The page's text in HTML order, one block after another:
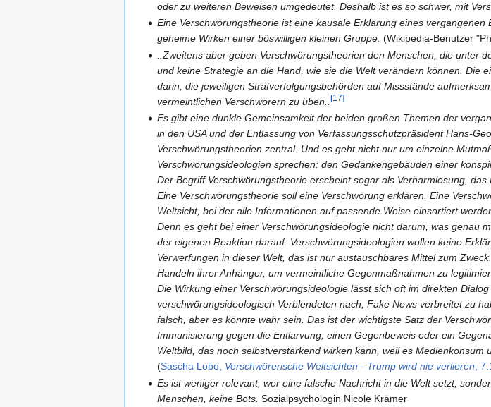
oder zu weiteren Beweisen umgedeutet. Deshalb ist es so schwer, mit
Eine Verschwörungstheorie ist eine kausale Erklärung eines vergangenen
geheime Wirken einer böswilligen kleinen Gruppe. (Wikipedia-Benutzer
..Zweitens aber geben Verschwörungstheorien den Menschen, die unter
und keine Strategie an die Hand, wie sie die Welt verändern können. Die
darin, die jeweiligen Strafverfolgungsbehörden auf Missstände
vermeintlichen Verschwörern zu üben..[17]
Es gibt eine dunkle Gemeinsamkeit der beiden großen Themen der
in den USA und der Entlassung von Verfassungsschutzpräsident Hans-
Verschwörungstheorien zentral. Und es geht nicht nur um einzelne
Verschwörungsideologien sprechen: den Gedankengebäuden einer
Der Begriff Verschwörungstheorie erscheint sogar als Verharmlosung,
Eine Verschwörungstheorie soll eine Verschwörung erklären. Eine
Weltsicht, bei der alle Informationen auf passende Weise einsortiert
Denn es geht bei einer Verschwörungsideologie nicht darum, was genau
der eigenen Reaktion darauf. Verschwörungsideologien wollen keine
Verwerfungen in dieser Welt, das ist nur austauschbares Mittel zum
Handeln ihrer Anhänger, um vermeintliche Gegenmaßnahmen zu
Die Wirkung einer Verschwörungsideologie lässt sich oft im direkten
verschwörungsideologisch Verblendeten nach, Fake News verbreitet zu
falsch, aber es könnte wahr sein. Das ist der wichtigste Satz der
Immunisierung gegen die Entlarvung, einen Gegenbeweis oder ein
Weltbild, das noch selbstverstärkend wirken kann, weil es Medienkonsum
(Sascha Lobo, Verschwörerische Weltsichten - Trump wird nie verlieren ,
Es ist weniger relevant, wer eine falsche Nachricht in die Welt setzt,
Menschen, keine Bots. Sozialpsychologin Nicole Krämer